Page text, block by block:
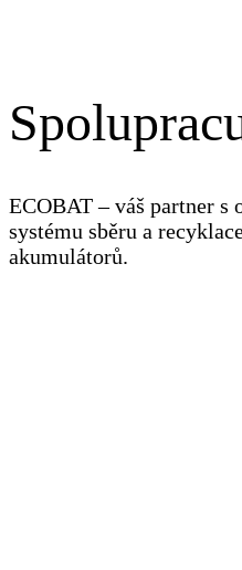
ECOBAT – váš partner s
systému sběru a
akumulátorů.